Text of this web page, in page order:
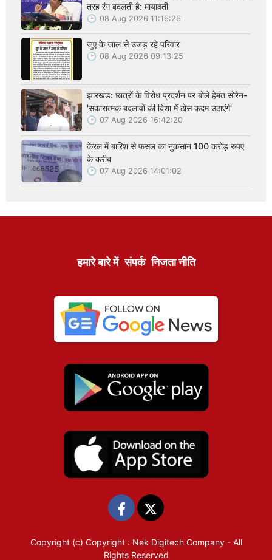
तरह रंग बदलती है: मायावती
08 Aug 2026 11:16:26
जुए के जाल से उजड़ रहे परिवार
08 Aug 2026 09:13:25
झारखंड: छात्रों के विरोध प्रदर्शन पर बोले हेमंत सोरेन-
'सकारात्मक बदलावों की दिशा में ठोस कदम उठाएंगे'
07 Aug 2026 16:42:20
केरल में बारिश से फसल का नुकसान 100 करोड़ रुपए
के करीब
07 Aug 2026 14:01:02
हमारे बारे में संपर्क निजता नीति
Copyright (c) Copyright : Nek Digitech Company- All
Rights Reserved